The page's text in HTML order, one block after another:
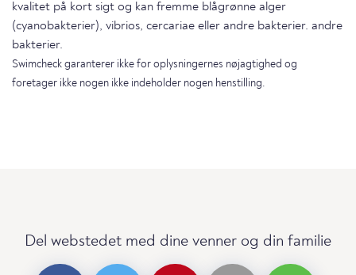
kvalitet på kort sigt og kan fremme blågrønne alger
(cyanobakterier), vibrios, cercariae eller andre bakterier. andre
bakterier.
Swimcheck garanterer ikke for oplysningernes nøjagtighed og
foretager ikke nogen ikke indeholder nogen henstilling.
Del webstedet med dine venner og din familie